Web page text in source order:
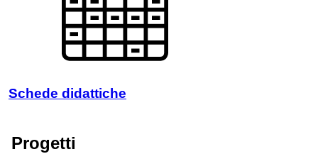
Schede didattiche
I Progetti